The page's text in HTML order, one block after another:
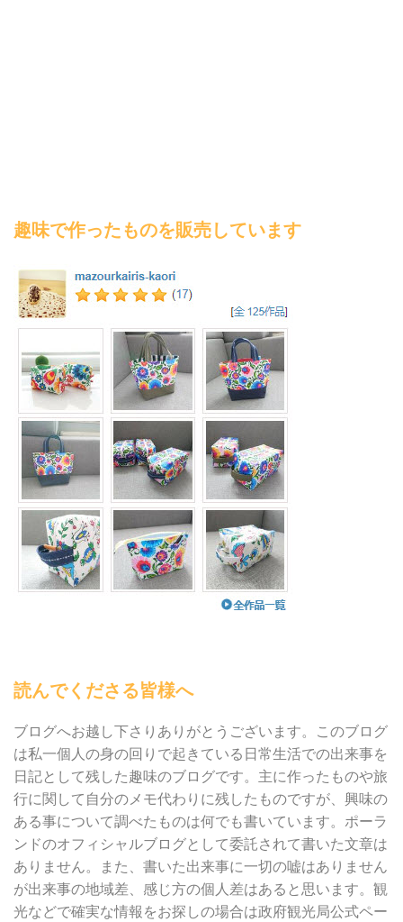
趣味で作ったものを販売しています
読んでくださる皆様へ
ブログへお越し下さりありがとうございます。このブログ
は私一個人の身の回りで起きている日常生活での出来事を
日記として残した趣味のブログです。主に作ったものや旅
行に関して自分のメモ代わりに残したものですが、興味の
ある事について調べたものは何でも書いています。ポーラ
ンドのオフィシャルブログとして委託されて書いた文章は
ありません。また、書いた出来事に一切の嘘はありません
が出来事の地域差、感じ方の個人差はあると思います。観
光などで確実な情報をお探しの場合は政府観光局公式ペー